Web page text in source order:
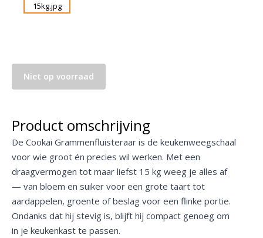
Niet op voorraad
Product omschrijving
De Cookai Grammenfluisteraar is de keukenweegschaal
voor wie groot én precies wil werken. Met een
draagvermogen tot maar liefst 15 kg weeg je alles af
— van bloem en suiker voor een grote taart tot
aardappelen, groente of beslag voor een flinke portie.
Ondanks dat hij stevig is, blijft hij compact genoeg om
in je keukenkast te passen.